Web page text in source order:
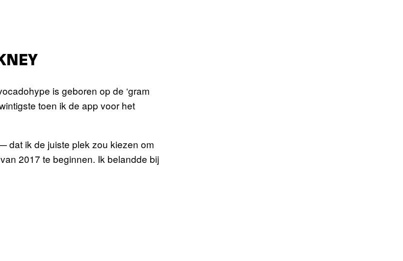
is geboren op de ‘gram
toen ik de app voor het
dat ik de juiste plek zou kiezen om
2017 te beginnen. Ik belandde bij